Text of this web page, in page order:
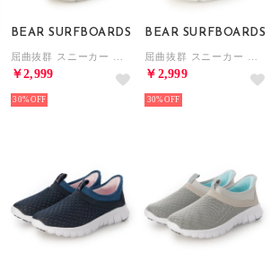
BEAR SURFBOARDS
￥2,999
30%
BEAR SURFBOARDS
￥2,999
30%